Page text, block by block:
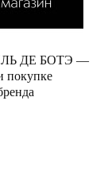
ДЕ БОТЭ —
покупке